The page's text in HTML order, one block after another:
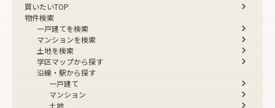
買いたいTOP
物件検索
一戸建てを検索
マンションを検索
土地を検索
学区マップから探す
沿線・駅から探す
一戸建て
マンション
土地